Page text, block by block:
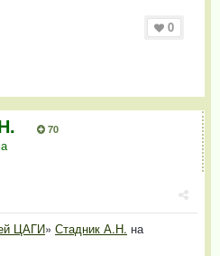
0
70
ЦАГИ» Стадник А.Н. на